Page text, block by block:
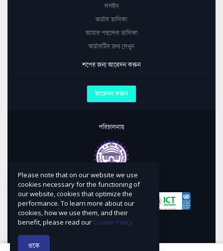
লগইন
অর্ডার তালিকা
আমার পছন্দের তালিকা
অর্ডারটির তথ্য দেখুন
শপের জন্য আবেদন করুন
আবেদন করুন
পরিচালনায়
কারিগরি সহায়তায়
নকশা ও বাস্তবায়নে
Please note that on our website we use
cookies necessary for the functioning of
our website, cookies that optimize the
performance. To learn more about our
cookies, how we use them, and their
benefit, please read our Cookie Policy
ওকে